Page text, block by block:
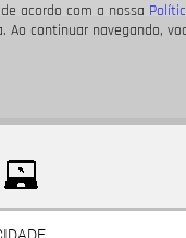
acordo com a nossa
Ao continuar navegando,